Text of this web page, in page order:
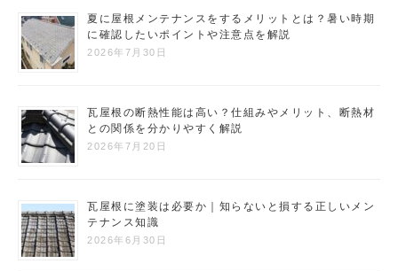
夏に屋根メンテナンスをするメリットとは？暑い時期
に確認したいポイントや注意点を解説
2026年7月30日
瓦屋根の断熱性能は高い？仕組みやメリット、断熱材
との関係を分かりやすく解説
2026年7月20日
瓦屋根に塗装は必要か｜知らないと損する正しいメン
テナンス知識
2026年6月30日